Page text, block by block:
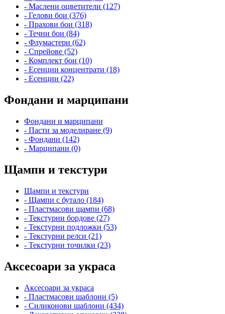
- Маслени оцветители (127)
- Гелови бои (376)
- Прахови бои (318)
- Течни бои (84)
- Флумастери (62)
- Спрейове (52)
- Комплект бои (10)
- Есенции концентрати (18)
- Есенции (22)
Фондани и марципани
Фондани и марципани
- Пасти за моделиране (9)
- Фондани (142)
- Марципани (0)
Щампи и текстури
Щампи и текстури
- Щампи с бутало (184)
- Пластмасови щампи (68)
- Текстурни бордове (27)
- Текстурни подложки (53)
- Текстурни релси (21)
- Текстурни точилки (23)
Аксесоари за украса
Аксесоари за украса
- Пластмасови шаблони (5)
- Силиконови шаблони (434)